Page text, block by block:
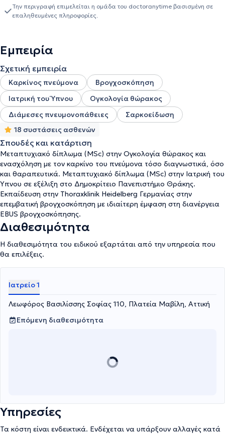
Θώρακος Αθηνών "Σωτηρία", όπου από το 2022 υπηρετεί ως
Διευθυντής ΕΣΥ στη 2η Κλινική. Έχει εξειδικευτεί στην
Βρογχοσκόπηση, ενώ η επιστημονική του πορεία περιλαμβάνει
εκπαίδευση σε κορυφαία νοσοκομεία στην Ελλάδα και το
εξωτερικό. Διατελεί υπεύθυνος σε εξειδικευμένα ιατρεία και
εργαστήρια στο Νοσοκομείο Νοσημάτων Θώρακος Αθηνών
"Σωτηρία", εστιάζοντας σε παθήσεις όπως η σαρκοείδωση, οι
διάμεσες πνευμονοπάθειες και η πνευμονική υπέρταση.
Παράλληλα, είναι επιστημονικός συνεργάτης στο Λευκό Σταυρό
Αθηνών. Στην καρδιά της Αθήνας, επί της λεωφόρου Βασιλίσσης
Σοφίας, λειτουργεί το σύγχρονο ιατρείο, με σκοπό την
ολοκληρωμένη φροντίδα του αναπνευστικού συστήματος. Σε έναν
άνετο και φιλόξενο χώρο, προσφέρουμε εξειδικευμένες υπηρεσίες
πρόληψης, διάγνωσης και θεραπείας για πνευμονολογικά
νοσήματα, με γνώμονα την επιστημονική ακρίβεια και τον
σεβασμό στον ασθενή. Το ιατρείο είναι πλήρως εξοπλισμένο με
τελευταίας τεχνολογίας ιατρικά μέσα, ενώ δίνεται ιδιαίτερη
έμφαση στην εξατομικευμένη προσέγγιση κάθε περιστατικού. Είτε
πρόκειται για άσθμα, ΧΑΠ, υπνική άπνοια ή χρόνιο βήχα, ο
γιατρός είναι δίπλα σας με συνέπεια και υπευθυνότητα,
φροντίζοντας για την αναπνοή σας και την ποιότητα ζωής σας.
Την περιγραφή επιμελείται η ομάδα του doctoranytime βασισμένη σε
επαληθευμένες πληροφορίες.
Εμπειρία
Σχετική εμπειρία
Καρκίνος πνεύμονα
Βρογχοσκόπηση
Ιατρική του Ύπνου
Ογκολογία θώρακος
Διάμεσες πνευμονοπάθειες
Σαρκοείδωση
18 συστάσεις ασθενών
Σπουδές και κατάρτιση
Μεταπτυχιακό δίπλωμα (MSc) στην Ογκολογία θώρακος και
ενασχόληση με τον καρκίνο του πνεύμονα τόσο διαγνωστικά, όσο
και θαραπευτικά. Μεταπτυχιακό δίπλωμα (MSc) στην Ιατρική του
Ύπνου σε εξέλιξη στο Δημοκρίτειο Πανεπιστήμιο Θράκης.
Eκπαίδευση στην Thoraxklinik Heidelberg Γερμανίας στην
επεμβατική βρογχοσκόπηση με ιδιαίτερη έμφαση στη διανέργεια
EBUS βρογχοσκόπησης.
Διαθεσιμότητα
Η διαθεσιμότητα του ειδικού εξαρτάται από την υπηρεσία που
θα επιλέξεις.
Ιατρείο 1
Λεωφόρος Βασιλίσσης Σοφίας 110, Πλατεία Μαβίλη, Αττική
Επόμενη διαθεσιμότητα
Υπηρεσίες
Τα κόστη είναι ενδεικτικά. Ενδέχεται να υπάρξουν αλλαγές κατά